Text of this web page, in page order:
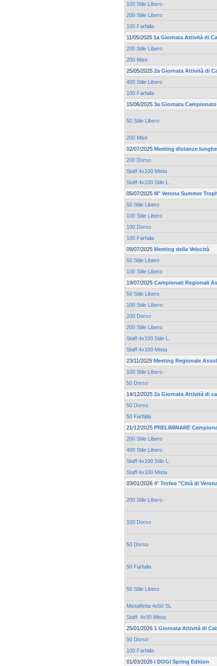
100 Stile Libero
200 Stile Libero
100 Farfalla
11/05/2025 1a Giornata Attività di
200 Stile Libero
200 Misti
25/05/2025 2a Giornata Attività di
400 Stile Libero
100 Farfalla
15/06/2025 3a Giornata
50 Stile Libero
200 Misti
02/07/2025 Meeting distanze
200 Dorso
Staff 4x100 Mista
Staff 4x100 Stile L.
05/07/2025 III° Verona Summer
50 Stile Libero
100 Stile Libero
100 Dorso
100 Farfalla
09/07/2025 Meeting della Velocità
50 Stile Libero
100 Stile Libero
19/07/2025 Campionati Regionali
50 Stile Libero
100 Stile Libero
200 Dorso
200 Stile Libero
Staff 4x100 Stile L.
Staff 4x100 Mista
23/11/2025 Meeting Regionale
100 Stile Libero
50 Dorso
14/12/2025 2a Giornata Attività di
50 Dorso
50 Farfalla
21/12/2025 PRELIMINARE
200 Stile Libero
400 Stile Libero
Staff 4x100 Stile L.
Staff 4x100 Mista
03/01/2026 4° Trofeo "Città di
200 Stile Libero
100 Dorso
50 Dorso
50 Farfalla
50 Stile Libero
Mistaffetta 4x50 SL
Staff. 4x50 Mista
25/01/2026 1 Giornata Attività di
50 Dorso
100 Farfalla
01/03/2026 I DOGI Spring Edition